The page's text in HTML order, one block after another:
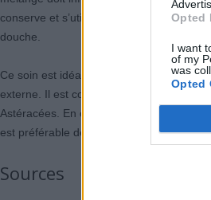
Opted
I want
of my
was
Opted
conserve et s’utilise en quelques
douche.
Ce soin est idéal pour apaiser les
externe. Il est conseillé de faire un test
Astéracées. En cas de sécheresse plus
est préférable de consulter un
Sources